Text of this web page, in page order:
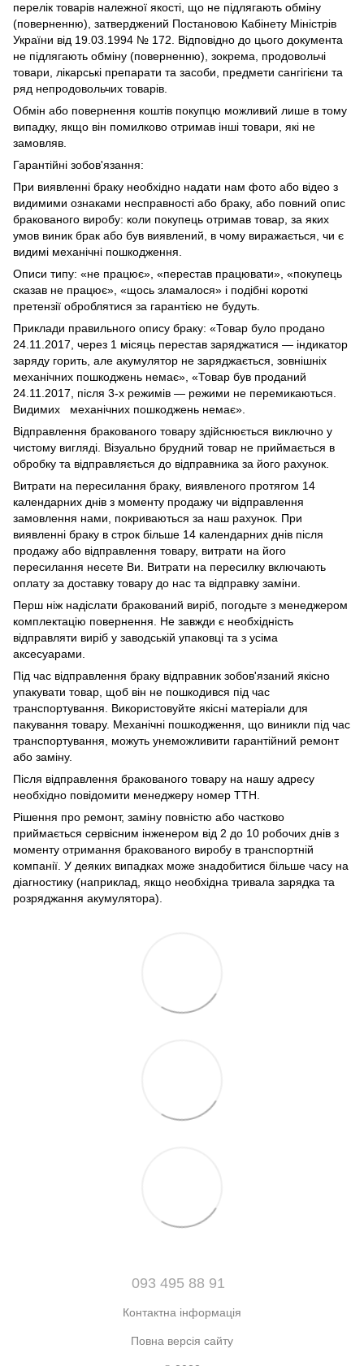
перелік товарів належної якості, що не підлягають обміну
(поверненню), затверджений Постановою Кабінету Міністрів
України від 19.03.1994 № 172. Відповідно до цього документа
не підлягають обміну (поверненню), зокрема, продовольчі
товари, лікарські препарати та засоби, предмети сангігієни та
ряд непродовольчих товарів.
Обмін або повернення коштів покупцю можливий лише в тому
випадку, якщо він помилково отримав інші товари, які не
замовляв.
Гарантійні зобов'язання:
При виявленні браку необхідно надати нам фото або відео з
видимими ознаками несправності або браку, або повний опис
бракованого виробу: коли покупець отримав товар, за яких
умов виник брак або був виявлений, в чому виражається, чи є
видимі механічні пошкодження.
Описи типу: «не працює», «перестав працювати», «покупець
сказав не працює», «щось зламалося» і подібні короткі
претензії оброблятися за гарантією не будуть.
Приклади правильного опису браку: «Товар було продано
24.11.2017, через 1 місяць перестав заряджатися — індикатор
заряду горить, але акумулятор не заряджається, зовнішніх
механічних пошкоджень немає», «Товар був проданий
24.11.2017, після 3-х режимів — режими не перемикаються.
Видимих механічних пошкоджень немає».
Відправлення бракованого товару здійснюється виключно у
чистому вигляді. Візуально брудний товар не приймається в
обробку та відправляється до відправника за його рахунок.
Витрати на пересилання браку, виявленого протягом 14
календарних днів з моменту продажу чи відправлення
замовлення нами, покриваються за наш рахунок. При
виявленні браку в строк більше 14 календарних днів після
продажу або відправлення товару, витрати на його
пересилання несете Ви. Витрати на пересилку включають
оплату за доставку товару до нас та відправку заміни.
Перш ніж надіслати бракований виріб, погодьте з менеджером
комплектацію повернення. Не завжди є необхідність
відправляти виріб у заводській упаковці та з усіма
аксесуарами.
Під час відправлення браку відправник зобов'язаний якісно
упакувати товар, щоб він не пошкодився під час
транспортування. Використовуйте якісні матеріали для
пакування товару. Механічні пошкодження, що виникли під час
транспортування, можуть унеможливити гарантійний ремонт
або заміну.
Після відправлення бракованого товару на нашу адресу
необхідно повідомити менеджеру номер ТТН.
Рішення про ремонт, заміну повністю або частково
приймається сервісним інженером від 2 до 10 робочих днів з
моменту отримання бракованого виробу в транспортній
компанії. У деяких випадках може знадобитися більше часу на
діагностику (наприклад, якщо необхідна тривала зарядка та
розряджання акумулятора).
093 495 88 91
Контактна інформація
Повна версія сайту